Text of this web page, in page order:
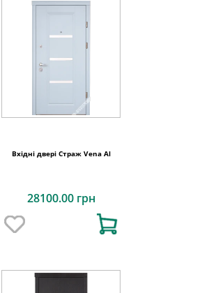
Вхідні двері Страж Vena Al
28100.00 грн